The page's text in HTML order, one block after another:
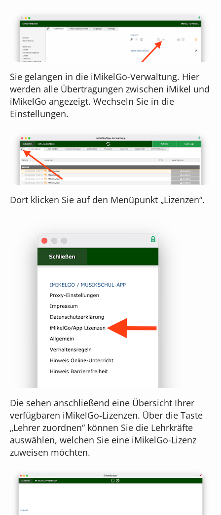
Sie gelangen in die iMikelGo-Verwaltung. Hier
werden alle Übertragungen zwischen iMikel und
iMikelGo angezeigt. Wechseln Sie in die
Einstellungen.
Dort klicken Sie auf den Menüpunkt „Lizenzen“.
Die sehen anschließend eine Übersicht Ihrer
verfügbaren iMikelGo-Lizenzen. Über die Taste
„Lehrer zuordnen“ können Sie die Lehrkräfte
auswählen, welchen Sie eine iMikelGo-Lizenz
zuweisen möchten.